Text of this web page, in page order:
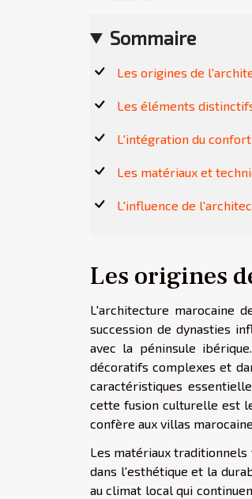
Sommaire
Les origines de
Les éléments
L'intégration du
Les matériaux et
L'influence de
Les origines
L'architecture marocaine
succession de dynasties
avec la péninsule
décoratifs complexes et
caractéristiques
cette fusion culturelle est
confère aux villas
Les matériaux
dans l'esthétique et la
au climat local qui